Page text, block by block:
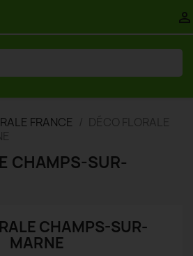

FRANCE
DÉCO FLORALE
CHAMPS-SUR-
CHAMPS-SUR-
MARNE